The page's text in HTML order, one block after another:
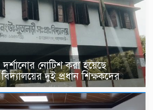
নোটিশ করা হয়েছে
দুই প্রধান শিক্ষকদের